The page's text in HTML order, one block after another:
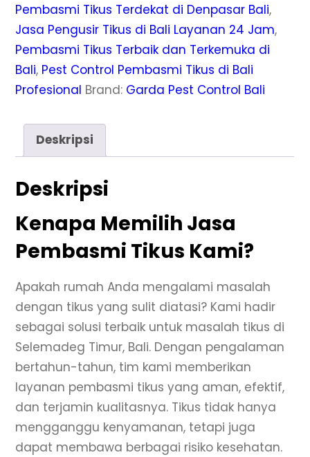
Pembasmi Tikus Terdekat di Denpasar Bali,
Jasa Pengusir Tikus di Bali Layanan 24 Jam,
Pembasmi Tikus Terbaik dan Terkemuka di
Bali, Pest Control Pembasmi Tikus di Bali
Profesional Brand: Garda Pest Control Bali
Deskripsi
Deskripsi
Kenapa Memilih Jasa
Pembasmi Tikus Kami?
Apakah rumah Anda mengalami masalah
dengan tikus yang sulit diatasi? Kami hadir
sebagai solusi terbaik untuk masalah tikus di
Selemadeg Timur, Bali. Dengan pengalaman
bertahun-tahun, tim kami memberikan
layanan pembasmi tikus yang aman, efektif,
dan terjamin kualitasnya. Tikus tidak hanya
mengganggu kenyamanan, tetapi juga
dapat membawa berbagai risiko kesehatan.